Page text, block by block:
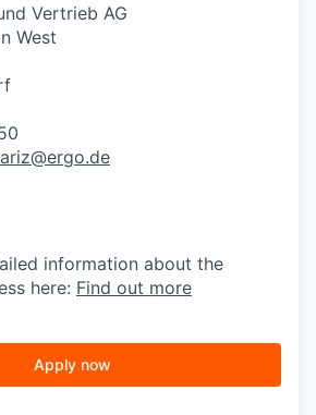
Vertrieb AG
West
information about the
here: Find out more
Apply now